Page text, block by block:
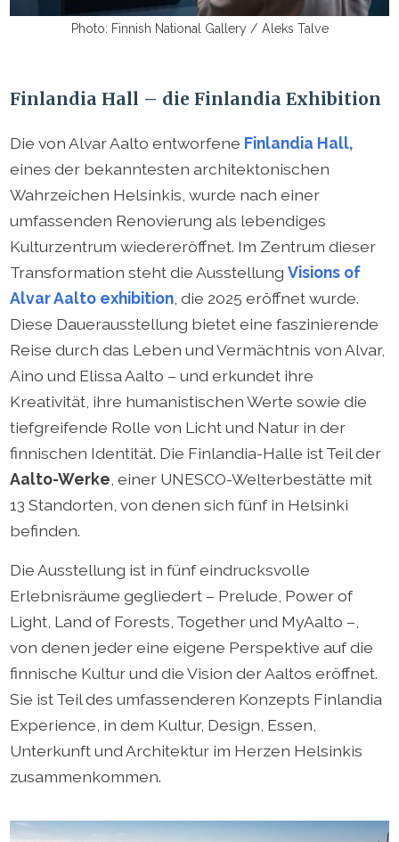
Photo: Finnish National Gallery / Aleks Talve
Finlandia Hall – die Finlandia Exhibition
Die von Alvar Aalto entworfene Finlandia Hall,
eines der bekanntesten architektonischen
Wahrzeichen Helsinkis, wurde nach einer
umfassenden Renovierung als lebendiges
Kulturzentrum wiedereröffnet. Im Zentrum dieser
Transformation steht die Ausstellung Visions of
Alvar Aalto exhibition , die 2025 eröffnet wurde.
Diese Dauerausstellung bietet eine faszinierende
Reise durch das Leben und Vermächtnis von Alvar,
Aino und Elissa Aalto – und erkundet ihre
Kreativität, ihre humanistischen Werte sowie die
tiefgreifende Rolle von Licht und Natur in der
finnischen Identität. Die Finlandia-Halle ist Teil der
Aalto-Werke , einer UNESCO-Welterbestätte mit
13 Standorten, von denen sich fünf in Helsinki
befinden.
Die Ausstellung ist in fünf eindrucksvolle
Erlebnisräume gegliedert – Prelude, Power of
Light, Land of Forests, Together und MyAalto –,
von denen jeder eine eigene Perspektive auf die
finnische Kultur und die Vision der Aaltos eröffnet.
Sie ist Teil des umfassenderen Konzepts Finlandia
Experience, in dem Kultur, Design, Essen,
Unterkunft und Architektur im Herzen Helsinkis
zusammenkommen.